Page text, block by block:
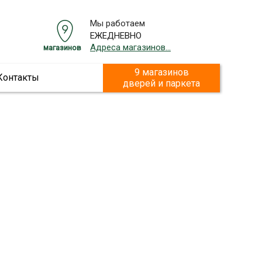
Мы работаем
ЕЖЕДНЕВНО
Адреса магазинов...
магазинов
9 магазинов
дверей и паркета